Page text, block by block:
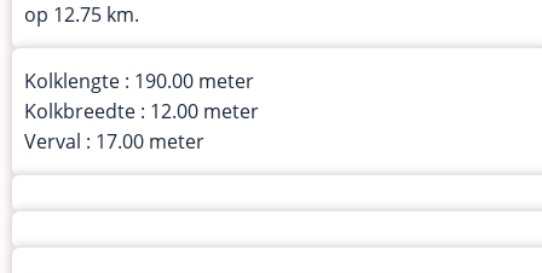
op 12.75 km.
Kolklengte : 190.00 meter
Kolkbreedte : 12.00 meter
Verval : 17.00 meter